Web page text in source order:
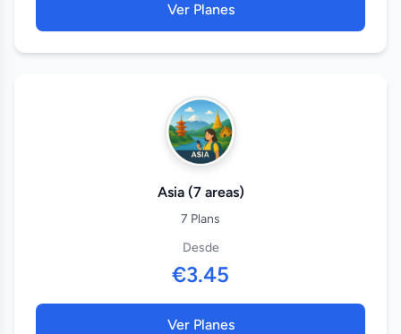
Ver Planes
Asia (7 areas)
7 Plans
Desde
€3.45
Ver Planes